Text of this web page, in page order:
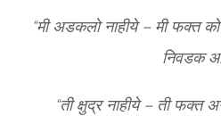
“मी अडकलो नाहीये – मी फक्त
निवडक
“ती क्षुद्र नाहीये – ती फक्त